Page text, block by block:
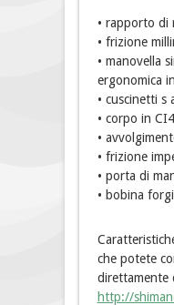
• rapporto di
• frizione
• manovella
ergonomica
• cuscinetti s
• corpo in CI4
•
• frizione
• porta di
• bobina
che potete
direttamente
http://